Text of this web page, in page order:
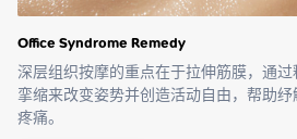
Office Syndrome Remedy
深层组织按摩的重点在于拉伸筋膜，通
挛缩来改变姿势并创造活动自由，帮助
疼痛。